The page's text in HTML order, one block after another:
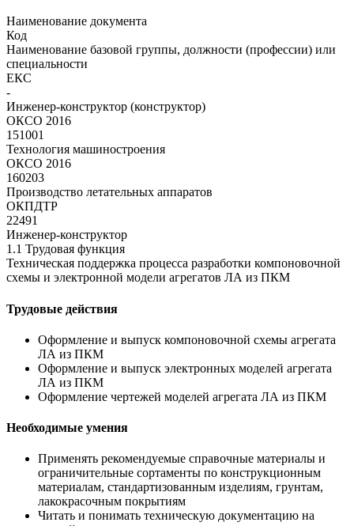
Наименование документа
Код
Наименование базовой группы, должности (профессии) или
специальности
ЕКС
-
Инженер-конструктор (конструктор)
ОКСО 2016
151001
Технология машиностроения
ОКСО 2016
160203
Производство летательных аппаратов
ОКПДТР
22491
Инженер-конструктор
1.1 Трудовая функция
Техническая поддержка процесса разработки компоновочной
схемы и электронной модели агрегатов ЛА из ПКМ
Трудовые действия
Оформление и выпуск компоновочной схемы агрегата
ЛА из ПКМ
Оформление и выпуск электронных моделей агрегата
ЛА из ПКМ
Оформление чертежей моделей агрегата ЛА из ПКМ
Необходимые умения
Применять рекомендуемые справочные материалы и
ограничительные сортаменты по конструкционным
материалам, стандартизованным изделиям, грунтам,
лакокрасочным покрытиям
Читать и понимать техническую документацию на